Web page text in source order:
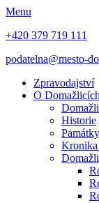
Menu
+420 379 719 111
podatelna@mesto-
Zpravodajství
O Domažlicích
Historie
Památky
Kronika